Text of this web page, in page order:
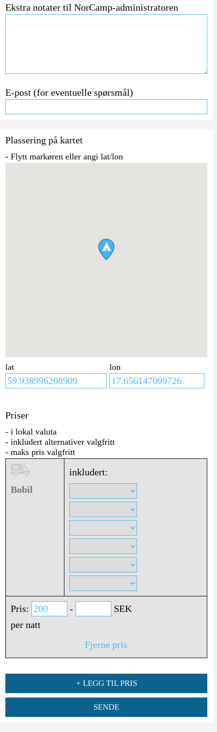
Ekstra notater til NorCamp-administratoren
E-post (for eventuelle spørsmål)
Plassering på kartet
- Flytt markøren eller angi lat/lon
lat lon
Priser
- i lokal valuta
- inkludert alternativer valgfritt
- maks pris valgfritt
Bobil
inkludert:
Pris: -
SEK
per natt
Fjerne pris
+ LEGG TIL PRIS
SENDE